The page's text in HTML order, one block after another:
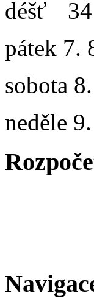
pátek 7.
sobota
neděle